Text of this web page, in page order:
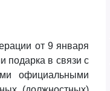
от 9 января
подарка в связи с
официальными